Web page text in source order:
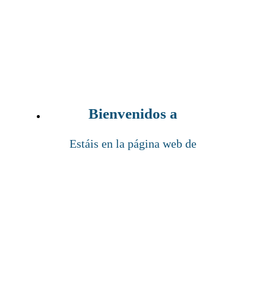
Bienvenidos a
Estáis en la página web de